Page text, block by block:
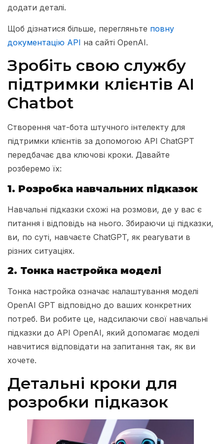
додати деталі.
Щоб дізнатися більше, перегляньте повну
документацію API на сайті OpenAI.
Зробіть свою службу
підтримки клієнтів AI
Chatbot
Створення чат-бота штучного інтелекту для
підтримки клієнтів за допомогою API ChatGPT
передбачає два ключові кроки. Давайте
розберемо їх:
1. Розробка навчальних підказок
Навчальні підказки схожі на розмови, де у вас є
питання і відповідь на нього. Збираючи ці підказки,
ви, по суті, навчаєте ChatGPT, як реагувати в
різних ситуаціях.
2. Тонка настройка моделі
Тонка настройка означає налаштування моделі
OpenAI GPT відповідно до ваших конкретних
потреб. Ви робите це, надсилаючи свої навчальні
підказки до API OpenAI, який допомагає моделі
навчитися відповідати на запитання так, як ви
хочете.
Детальні кроки для
розробки підказок